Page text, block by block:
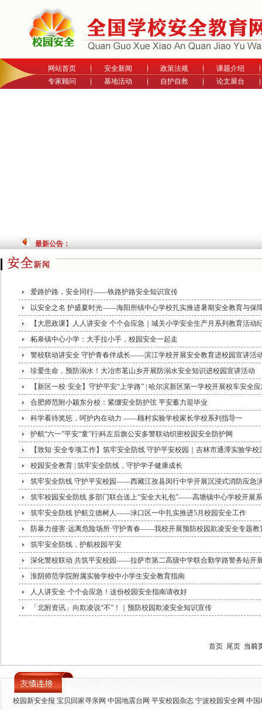
网站首页 安全新闻 政策法规
课题介绍
专家顾问
基地活动 自护自救 论文展台
最新公告：
爱路护路，安全同行——铁路护路安全知识宣传
以安全之名 护盛夏时光——海阳所镇中心学校扎实推进暑期安全教育与保
【大思政课】人人讲安全 个个会应急｜城关小学安全生产月系列教育活动
柘皋镇中心小学：大手拉小手，校园安全一起走
警校联动讲安全 守护青春伴成长——滨江学校开展安全教育进校园宣讲活
珍爱生命，预防溺水！大冶市茗山乡开展防溺水安全知识进校园宣讲活动
【新区一校·安全】守护平安“上学路” | 哈尔滨新区第一学校开展校车安全
合肥师范附小颍东分校：紧绷安全防护弦 平安蓄力迎毕业
科学看待奖惩，呵护内在动力 ——顾村实验学校家长学校系列指导一
护航“六一”平安“童”行|科左后旗公安多警联动织密校园安全防护网
【致知·安全专项工作】筑牢安全防线 守护平安校园｜吉林市通潭实验学
校园安全教育 | 筑牢安全防线，守护学子健康成长
筑牢安全防线 守护平安校园——西藏江孜县闵行中学开展沉浸式消防应急
筑牢校园安全防线 多部门联合送上“安全大礼包”——高塘镇中心学校开展
筑牢安全防线 护航立德树人——渌口区一中扎实推进5月校园安全工作
防暴力侵害·远离危险场所·守护青春——我校开展预防校园欺凌安全专题教
筑牢安全防线，护航校园平安
深化警校联动 共筑平安校园——拉萨市第二高级中学联合勤学路警务站开
淮阴师范学院附属实验学校中小学生安全教育指南
人人讲安全·个个会应急！这份校园安全指南请收好
「北附资讯」向欺凌说“不”！｜预防校园欺凌安全知识宣传
首页 尾页 当前
校园新安全报 宝贝回家寻亲网 中国地震台网 平安校园杂志 宁波校园安全网 中国